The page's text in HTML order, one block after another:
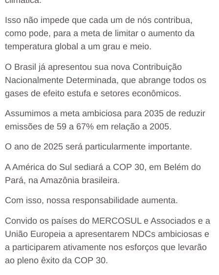
Isso não impede que cada um de nós contribua,
como pode, para a meta de limitar o aumento da
temperatura global a um grau e meio.
O Brasil já apresentou sua nova Contribuição
Nacionalmente Determinada, que abrange todos os
gases de efeito estufa e setores econômicos.
Assumimos a meta ambiciosa para 2035 de reduzir
emissões de 59 a 67% em relação a 2005.
O ano de 2025 será particularmente importante.
A América do Sul sediará a COP 30, em Belém do
Pará, na Amazônia brasileira.
Com isso, nossa responsabilidade aumenta.
Convido os países do MERCOSUL e Associados e a
União Europeia a apresentarem NDCs ambiciosas e
a participarem ativamente nos esforços que levarão
ao pleno êxito da COP 30.